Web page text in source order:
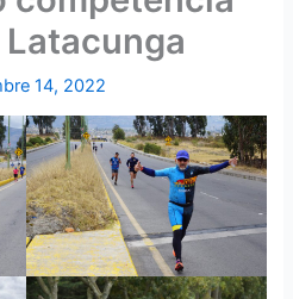
14, 2022